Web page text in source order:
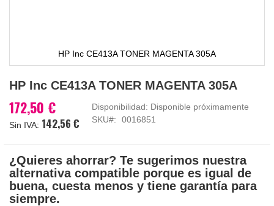
HP Inc CE413A TONER MAGENTA 305A
al
de
la
imágenes
HP Inc CE413A TONER MAGENTA 305A
172,50 €
142,56 €
Disponibilidad: Disponible próximamente
SKU
0016851
¿Quieres ahorrar? Te sugerimos nuestra
alternativa compatible porque es igual de
buena, cuesta menos y tiene garantía para
siempre.